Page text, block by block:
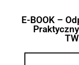
E-BOOK –